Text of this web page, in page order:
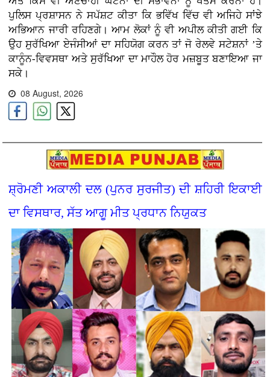
ਪੁਲਿਸ ਪ੍ਰਸ਼ਾਸਨ ਨੇ ਸਪੱਸ਼ਟ ਕੀਤਾ ਕਿ ਭਵਿੱਖ ਵਿੱਚ ਵੀ ਅਜਿਹੇ ਸਾਂਝੇ
ਅਭਿਆਨ ਜਾਰੀ ਰਹਿਣਗੇ। ਆਮ ਲੋਕਾਂ ਨੂੰ ਵੀ ਅਪੀਲ ਕੀਤੀ ਗਈ ਕਿ
ਉਹ ਸੁਰੱਖਿਆ ਏਜੰਸੀਆਂ ਦਾ ਸਹਿਯੋਗ ਕਰਨ ਤਾਂ ਜੋ ਰੇਲਵੇ ਸਟੇਸ਼ਨਾਂ ’ਤੇ
ਕਾਨੂੰਨ-ਵਿਵਸਥਾ ਅਤੇ ਸੁਰੱਖਿਆ ਦਾ ਮਾਹੌਲ ਹੋਰ ਮਜ਼ਬੂਤ ਬਣਾਇਆ ਜਾ
ਸਕੇ।
08 August, 2026
ਸ਼੍ਰੋਮਣੀ ਅਕਾਲੀ ਦਲ (ਪੁਨਰ ਸੁਰਜੀਤ) ਦੀ ਸ਼ਹਿਰੀ ਇਕਾਈ
ਦਾ ਵਿਸਥਾਰ, ਸੱਤ ਆਗੂ ਮੀਤ ਪ੍ਰਧਾਨ ਨਿਯੁਕਤ